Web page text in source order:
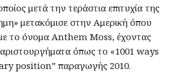
μετά την τεράστια επιτυχία της
μετακόμισε στην Αμερική όπου
το όνομα Anthem Moss, έχοντας
όπως το «1001 ways
position” παραγωγής 2010.